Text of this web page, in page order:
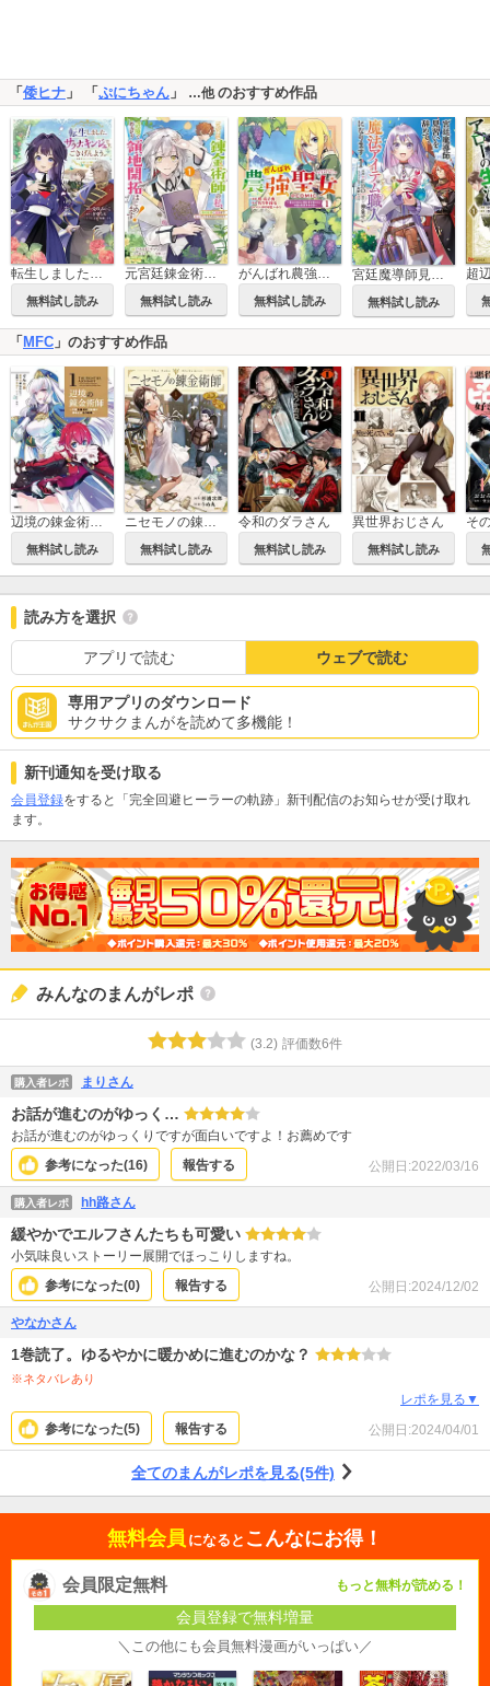
「 倭ヒナ 」 「 ぷにちゃん 」 …他のおすすめ作品
転生しました、サラナ・キンジェです。ごきげんよう。 ～優雅なスローライフで大忙し～
無料試し読み
元宮廷錬金術師の私、辺境でのんびり領地開拓はじめます！
無料試し読み
がんばれ農強聖女～聖女の地位と婚約者を奪われた令嬢の農業革命日誌～@COMIC
無料試し読み
宮廷魔導師見習いを辞めて、魔法アイテム職人になります
無料試し読み
「 MFC 」のおすすめ作品
辺境の錬金術師 ～今更予算ゼロの職場に戻るとかもう無理～
無料試し読み
ニセモノの錬金術師
無料試し読み
令和のダラさん
無料試し読み
異世界おじさん
無料試し読み
読み方を選択
アプリで読む ウェブで読む
専用アプリのダウンロード
サクサクまんがを読めて多機能！
新刊通知を受け取る
会員登録をすると「完全回避ヒーラーの軌跡」新刊配信のお知らせが受け取れ
ます。
みんなのまんがレポ
(3.2) 評価数6件
購入者レポ まりさん
お話が進むのがゆっく…
お話が進むのがゆっくりですが面白いですよ！お薦めです
参考になった(16) 報告する 公開日:2022/03/16
購入者レポ hh路さん
緩やかでエルフさんたちも可愛い
小気味良いストーリー展開でほっこりしますね。
参考になった(0) 報告する 公開日:2024/12/02
やなかさん
1巻読了。ゆるやかに暖かめに進むのかな？
※ネタバレあり
レポを見る▼
参考になった(5) 報告する 公開日:2024/04/01
全てのまんがレポを見る(5件)
無料会員 になると こんなにお得！
会員限定無料 もっと無料が読める！
会員登録で無料増量
＼この他にも会員無料漫画がいっぱい／